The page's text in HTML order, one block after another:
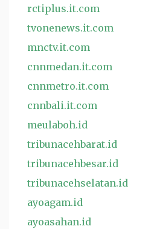
rctiplus.it.com
tvonenews.it.com
mnctv.it.com
cnnmedan.it.com
cnnmetro.it.com
cnnbali.it.com
meulaboh.id
tribunacehbarat.id
tribunacehbesar.id
tribunacehselatan.id
ayoagam.id
ayoasahan.id